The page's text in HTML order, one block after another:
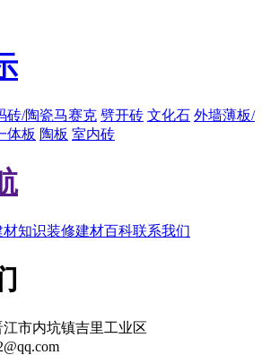
砖/陶瓷马赛克 劈开砖 文化石 外墙薄板/
体板 陶板 室内砖
知识装修建材百科联系我们
市内坑镇吉里工业区